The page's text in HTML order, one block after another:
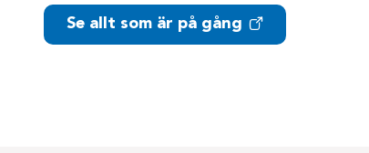
Se allt som är på gång